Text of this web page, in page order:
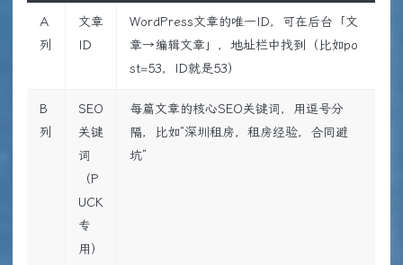
A
列
文章
ID
WordPress文章的唯一ID，可在后台「文
章→编辑文章」，地址栏中找到（比如po
st=53，ID就是53）
B
列
SEO
关键
词
（P
UCK
专
用）
每篇文章的核心SEO关键词，用逗号分
隔，比如“深圳租房，租房经验，合同避
坑”